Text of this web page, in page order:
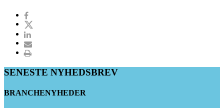
SENESTE NYHEDSBREV
BRANCHENYHEDER